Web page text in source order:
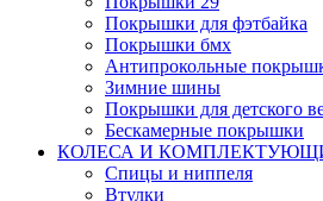
Покрышки для фэтбайка
Покрышки бмх
Антипрокольные
Зимние шины
Покрышки для детского
Бескамерные покрышки
КОЛЕСА И
Спицы и ниппеля
Втулки